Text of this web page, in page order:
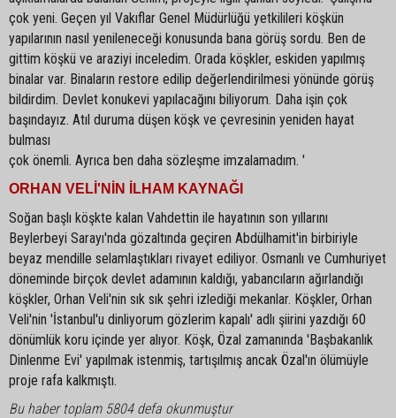
çok yeni. Geçen yıl Vakıflar Genel Müdürlüğü yetkilileri köşkün
yapılarının nasıl yenileneceği konusunda bana görüş sordu. Ben de
gittim köşkü ve araziyi inceledim. Orada köşkler, eskiden yapılmış
binalar var. Binaların restore edilip değerlendirilmesi yönünde görüş
bildirdim. Devlet konukevi yapılacağını biliyorum. Daha işin çok
başındayız. Atıl duruma düşen köşk ve çevresinin yeniden hayat
bulması
çok önemli. Ayrıca ben daha sözleşme imzalamadım. '
ORHAN VELİ'NİN İLHAM KAYNAĞI
Soğan başlı köşkte kalan Vahdettin ile hayatının son yıllarını
Beylerbeyi Sarayı'nda gözaltında geçiren Abdülhamit'in birbiriyle
beyaz mendille selamlaştıkları rivayet ediliyor. Osmanlı ve Cumhuriyet
döneminde birçok devlet adamının kaldığı, yabancıların ağırlandığı
köşkler, Orhan Veli'nin sık sık şehri izlediği mekanlar. Köşkler, Orhan
Veli'nin 'İstanbul'u dinliyorum gözlerim kapalı' adlı şiirini yazdığı 60
dönümlük koru içinde yer alıyor. Köşk, Özal zamanında 'Başbakanlık
Dinlenme Evi' yapılmak istenmiş, tartışılmış ancak Özal'ın ölümüyle
proje rafa kalkmıştı.
Bu haber toplam 5804 defa okunmuştur